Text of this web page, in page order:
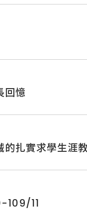
回憶
扎實求學生涯
109/11